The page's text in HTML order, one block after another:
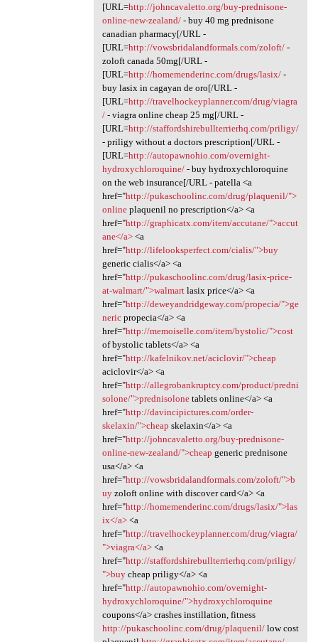
[URL=http://johncavaletto.org/buy-prednisone-
online-new-zealand/- buy 40 mg prednisone
canadian pharmacy[/URL -
[URL=http://vowsbridalandformals.com/zoloft/-
zoloft canada 50mg[/URL -
[URL=http://homemenderinc.com/drugs/lasix/-
buy lasix in cagayan de oro[/URL -
[URL=http://travelhockeyplanner.com/drug/viagra
/- viagra online cheap 25 mg[/URL -
[URL=http://staffordshirebullterrierhq.com/priligy/
- priligy without a doctors prescription[/URL -
[URL=http://autopawnohio.com/overnight-
hydroxychloroquine/- buy hydroxychloroquine
on the web insurance[/URL - patella <a
href="http://pukaschoolinc.com/drug/plaquenil/">
onlineplaquenil no prescription</a> <a
href="http://graphicatx.com/item/accutane/">accut
ane</a><a
href="http://lifelooksperfect.com/cialis/">buy
generic cialis</a> <a
href="http://pukaschoolinc.com/drug/lasix-price-
at-walmart/">walmartlasix price</a> <a
href="http://deweyandridgeway.com/propecia/">ge
nericpropecia</a> <a
href="http://memoiselle.com/item/bystolic/">cost
of bystolic tablets</a> <a
href="http://kafelnikov.net/aciclovir/">cheap
aciclovir</a> <a
href="http://allegrobankruptcy.com/product/predni
solone/">prednisolonetablets online</a> <a
href="http://davincipictures.com/order-
skelaxin/">cheap skelaxin</a> <a
href="http://johncavaletto.org/buy-prednisone-
online-new-zealand/">cheap generic prednisone
usa</a> <a
href="http://vowsbridalandformals.com/zoloft/">b
uyzoloft online with discover card</a> <a
href="http://homemenderinc.com/drugs/lasix/">las
ix</a><a
href="http://travelhockeyplanner.com/drug/viagra/
">viagra</a><a
href="http://staffordshirebullterrierhq.com/priligy/
">buycheap priligy</a> <a
href="http://autopawnohio.com/overnight-
hydroxychloroquine/">hydroxychloroquine
coupons</a> crashes instillation, fitness
http://pukaschoolinc.com/drug/plaquenil/low cost